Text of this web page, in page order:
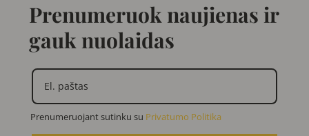
Prenumeruok naujienas ir
gauk nuolaidas
Prenumeruojant sutinku su Privatumo Politika